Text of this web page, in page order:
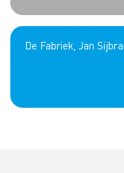
De Fabriek, Jan